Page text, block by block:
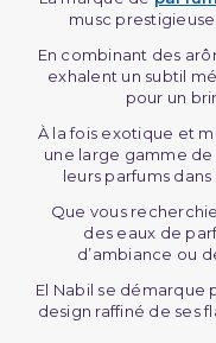
musc
En combinant des
exhalent un subtil
pour un
À la fois exotique et
une large gamme
leurs parfums
Que vous
des eaux de
d’ambiance ou
El Nabil se démarque
design raffiné de ses